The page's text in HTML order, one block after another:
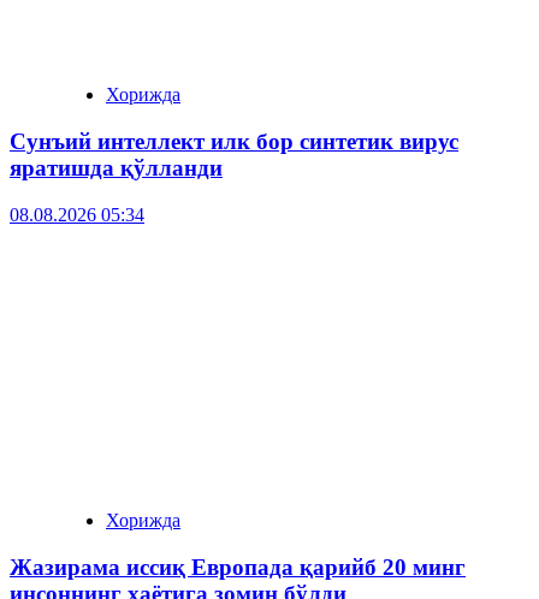
Хорижда
Сунъий интеллект илк бор синтетик вирус
яратишда қўлланди
08.08.2026 05:34
Хорижда
Жазирама иссиқ Европада қарийб 20 минг
инсоннинг ҳаётига зомин бўлди